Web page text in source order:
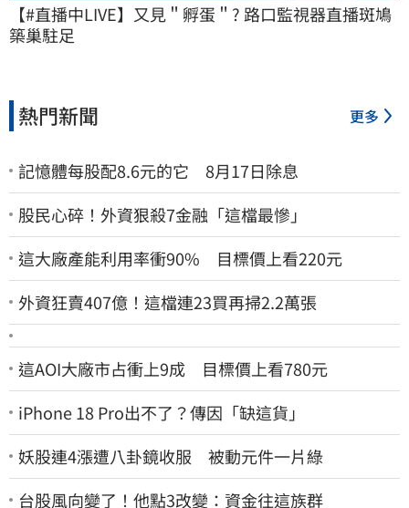
【#直播中LIVE】又見＂孵蛋＂? 路口監視器直播斑鳩
築巢駐足
熱門新聞 更多
記憶體每股配8.6元的它 8月17日除息
股民心碎！外資狠殺7金融「這檔最慘」
這大廠產能利用率衝90% 目標價上看220元
外資狂賣407億！這檔連23買再掃2.2萬張
這AOI大廠市占衝上9成 目標價上看780元
iPhone 18 Pro出不了？傳因「缺這貨」
妖股連4漲遭八卦鏡收服 被動元件一片綠
台股風向變了！他點3改變：資金往這族群